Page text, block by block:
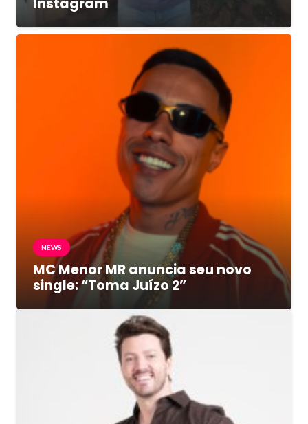
Instagram
NEWS
MC Menor MR anuncia seu novo
single: “Toma Juízo 2”